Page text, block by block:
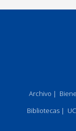
Archivo |
Bibliotecas|